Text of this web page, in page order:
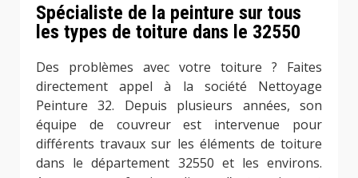
Spécialiste de la peinture sur tous
les types de toiture dans le 32550
Des problèmes avec votre toiture ? Faites
directement appel à la société Nettoyage
Peinture 32. Depuis plusieurs années, son
équipe de couvreur est intervenue pour
différents travaux sur les éléments de toiture
dans le département 32550 et les environs.